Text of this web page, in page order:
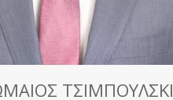
ΤΣΙΜΠΟΎΛΣΚΙ